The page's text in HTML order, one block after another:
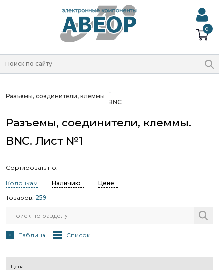
0
Разъемы, соединители, клеммы
BNC
Разъемы, соединители, клеммы.
BNC. Лист №1
Сортировать по:
Колонкам Наличию
Цене
Товаров: 259
Таблица Список
Цена